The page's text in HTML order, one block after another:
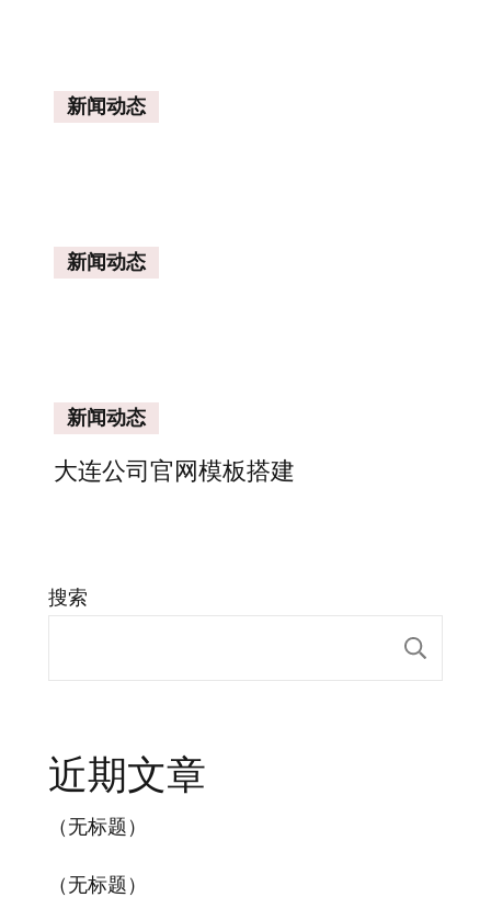
新闻动态
新闻动态
新闻动态
大连公司官网模板搭建
搜索
近期文章
（无标题）
（无标题）